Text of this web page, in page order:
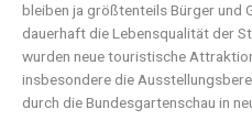
bleiben ja größtenteils Bürger und
dauerhaft die Lebensqualität der
wurden neue touristische
insbesondere die
durch die Bundesgartenschau in